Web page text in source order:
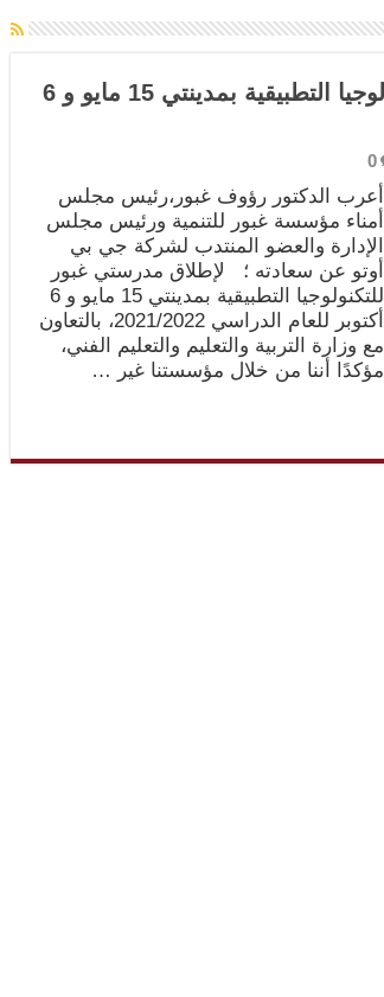
غبور للتنمية تعلن إطلاق مدارسها للتكنولوجيا التطبيقية بمدينتي 15 مايو و 6
0
أعرب الدكتور رؤوف غبور،رئيس مجلس
أمناء مؤسسة غبور للتنمية ورئيس مجلس
الإدارة والعضو المنتدب لشركة جي بي
أوتو عن سعادته ؛ لإطلاق مدرستي غبور
للتكنولوجيا التطبيقية بمدينتي 15 مايو و 6
أكتوبر للعام الدراسي 2021/2022، بالتعاون
مع وزارة التربية والتعليم والتعليم الفني،
مؤكدًا أننا من خلال مؤسستنا غير …